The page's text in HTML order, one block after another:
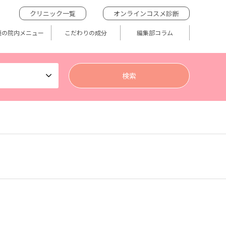
クリニック一覧 オンラインコスメ診断
院内メニュー こだわりの成分 編集部コラム